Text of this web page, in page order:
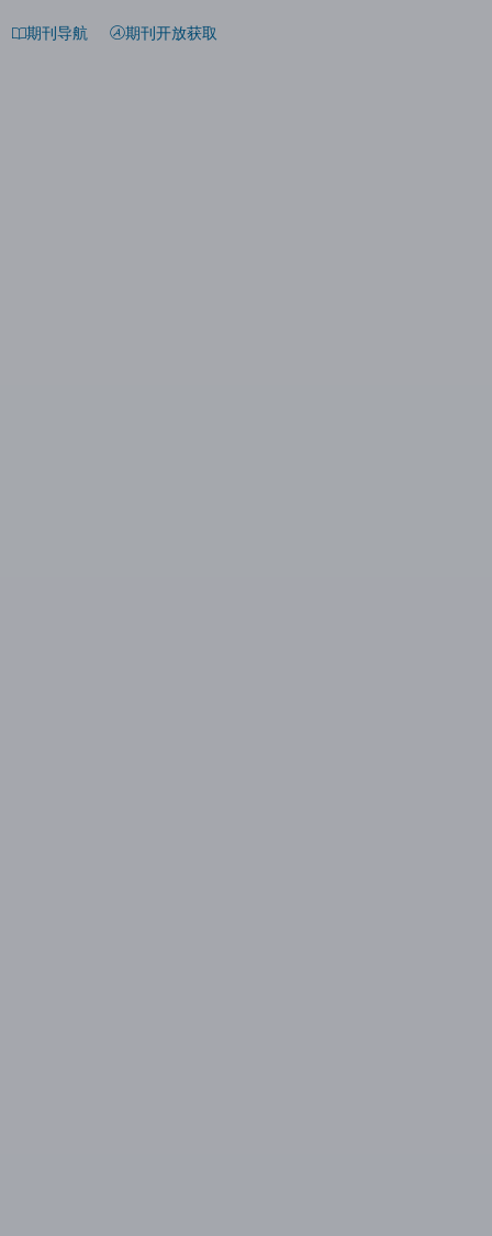
期刊导航 期刊开放获取